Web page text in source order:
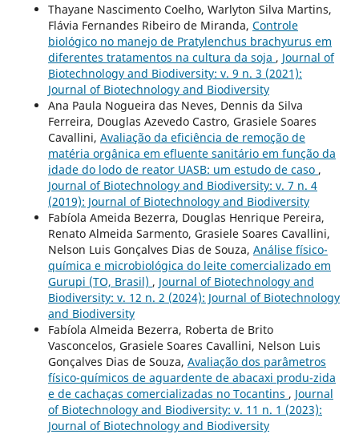
Thayane Nascimento Coelho, Warlyton Silva Martins,
Flávia Fernandes Ribeiro de Miranda, Controle
biológico no manejo de Pratylenchus brachyurus em
diferentes tratamentos na cultura da soja , Journal of
Biotechnology and Biodiversity: v. 9 n. 3 (2021):
Journal of Biotechnology and Biodiversity
Ana Paula Nogueira das Neves, Dennis da Silva
Ferreira, Douglas Azevedo Castro, Grasiele Soares
Cavallini, Avaliação da eficiência de remoção de
matéria orgânica em efluente sanitário em função da
idade do lodo de reator UASB: um estudo de caso ,
Journal of Biotechnology and Biodiversity: v. 7 n. 4
(2019): Journal of Biotechnology and Biodiversity
Fabíola Ameida Bezerra, Douglas Henrique Pereira,
Renato Almeida Sarmento, Grasiele Soares Cavallini,
Nelson Luis Gonçalves Dias de Souza, Análise físico-
química e microbiológica do leite comercializado em
Gurupi (TO, Brasil) , Journal of Biotechnology and
Biodiversity: v. 12 n. 2 (2024): Journal of Biotechnology
and Biodiversity
Fabíola Almeida Bezerra, Roberta de Brito
Vasconcelos, Grasiele Soares Cavallini, Nelson Luis
Gonçalves Dias de Souza, Avaliação dos parâmetros
físico-químicos de aguardente de abacaxi produ-zida
e de cachaças comercializadas no Tocantins , Journal
of Biotechnology and Biodiversity: v. 11 n. 1 (2023):
Journal of Biotechnology and Biodiversity